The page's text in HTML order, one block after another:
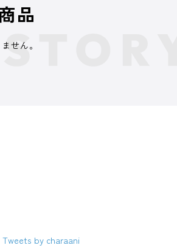
品
せん。
Tweets by charaani